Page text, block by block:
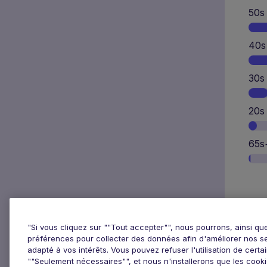
50s
40s
30s
20s
"Si vous cliquez sur ""Tout accepter"", nous pourrons, ainsi
préférences pour collecter des données afin d'améliorer nos
adapté à vos intérêts. Vous pouvez refuser l'utilisation de
""Seulement nécessaires"", et nous n'installerons que les